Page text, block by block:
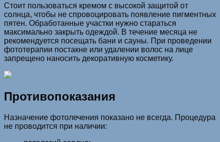
Стоит пользоваться кремом с высокой защитой от
солнца, чтобы не спровоцировать появление пигментных
пятен. Обработанные участки нужно стараться
максимально закрыть одеждой. В течение месяца не
рекомендуется посещать бани и сауны. При проведении
фототерапии постакне или удалении волос на лице
запрещено наносить декоративную косметику.
Противопоказания
Назначение фотолечения показано не всегда. Процедура
не проводится при наличии: